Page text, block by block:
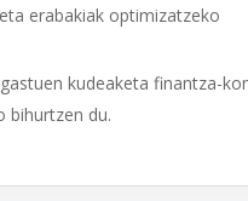
erabakiak optimizatzeko
kudeaketa finantza-
bihurtzen du.